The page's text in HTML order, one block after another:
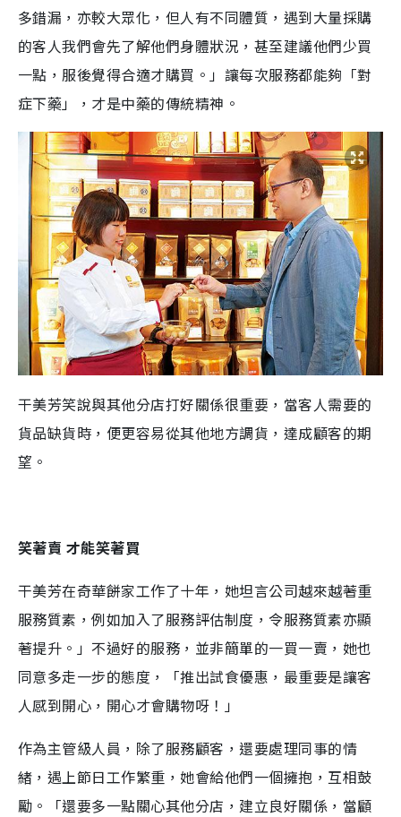
多錯漏，亦較大眾化，但人有不同體質，遇到大量採購
的客人我們會先了解他們身體狀況，甚至建議他們少買
一點，服後覺得合適才購買。」讓每次服務都能夠「對
症下藥」，才是中藥的傳統精神。
干美芳笑說與其他分店打好關係很重要，當客人需要的
貨品缺貨時，便更容易從其他地方調貨，達成顧客的期
望。
笑著賣 才能笑著買
干美芳在奇華餅家工作了十年，她坦言公司越來越著重
服務質素，例如加入了服務評估制度，令服務質素亦顯
著提升。」不過好的服務，並非簡單的一買一賣，她也
同意多走一步的態度，「推出試食優惠，最重要是讓客
人感到開心，開心才會購物呀！」
作為主管級人員，除了服務顧客，還要處理同事的情
緒，遇上節日工作繁重，她會給他們一個擁抱，互相鼓
勵。「還要多一點關心其他分店，建立良好關係，當顧